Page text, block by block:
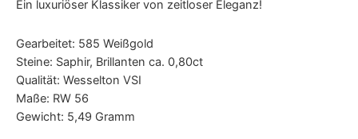
Ein luxuriöser Klassiker von zeitloser Eleganz!
Gearbeitet: 585 Weißgold
Steine: Saphir, Brillanten ca. 0,80ct
Qualität: Wesselton VSI
Maße: RW 56
Gewicht: 5,49 Gramm